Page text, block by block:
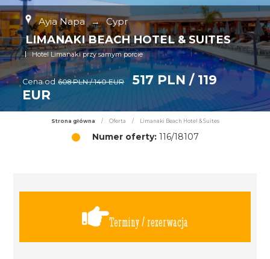
Ayia Napa → Cypr
LIMANAKI BEACH HOTEL & SUITES
Hotel Limanaki przy samym porcie
Cena od 608 PLN / 140 EUR
517 PLN / 119
EUR
Strona główna / Oferta / Limanaki Beach Hotel & Suites
Numer oferty:116/18107
Terminy / rezerwacja